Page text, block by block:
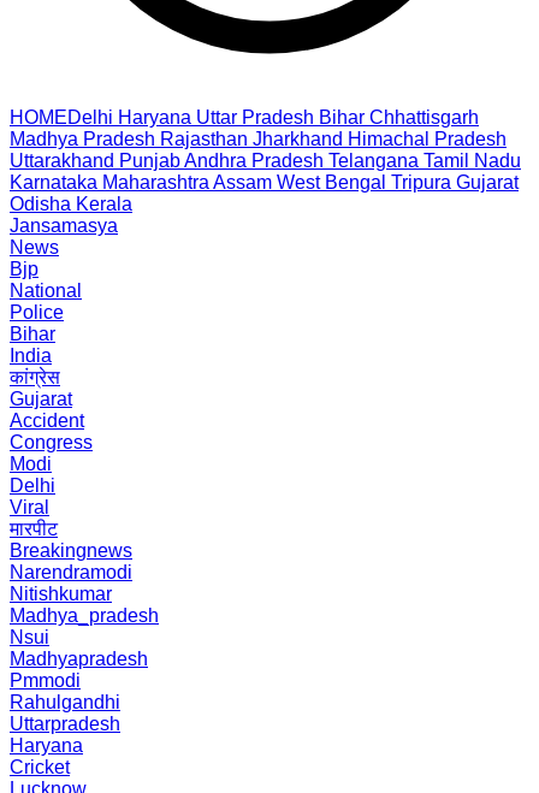
HOMEDelhi Haryana Uttar Pradesh Bihar Chhattisgarh
Madhya Pradesh Rajasthan Jharkhand Himachal Pradesh
Uttarakhand PunjabAndhra Pradesh Telangana Tamil Nadu
Karnataka Maharashtra Assam West Bengal Tripura Gujarat
Odisha Kerala
Jansamasya
News
Bjp
National
Police
Bihar
India
कांग्रेस
Gujarat
Accident
Congress
Modi
Delhi
Viral
मारपीट
Breakingnews
Narendramodi
Nitishkumar
Madhya_pradesh
Nsui
Madhyapradesh
Pmmodi
Rahulgandhi
Uttarpradesh
Haryana
Cricket
Lucknow